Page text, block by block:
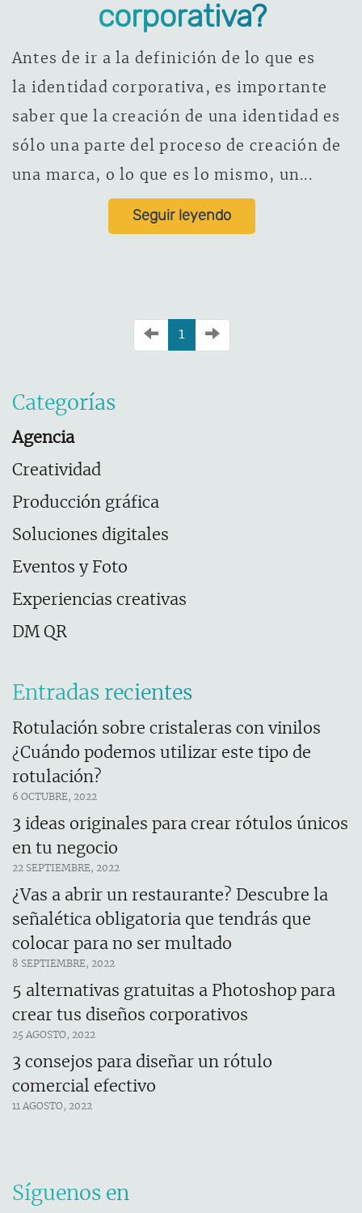
corporativa?
Antes de ir a la definición de lo que es
la identidad corporativa, es importante
saber que la creación de una identidad es
sólo una parte del proceso de creación de
una marca, o lo que es lo mismo, un...
Seguir leyendo
1
Categorías
Agencia
Creatividad
Producción gráfica
Soluciones digitales
Eventos y Foto
Experiencias creativas
DM QR
Entradas recientes
Rotulación sobre cristaleras con vinilos
¿Cuándo podemos utilizar este tipo de
rotulación?
6 OCTUBRE, 2022
3 ideas originales para crear rótulos únicos
en tu negocio
22 SEPTIEMBRE, 2022
¿Vas a abrir un restaurante? Descubre la
señalética obligatoria que tendrás que
colocar para no ser multado
8 SEPTIEMBRE, 2022
5 alternativas gratuitas a Photoshop para
crear tus diseños corporativos
25 AGOSTO, 2022
3 consejos para diseñar un rótulo
comercial efectivo
11 AGOSTO, 2022
Síguenos en